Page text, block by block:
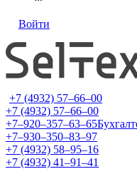
Войти
+7 (4932) 57‒66‒00
+7 (4932) 57‒66‒00
+7‒920‒357‒63‒65
+7‒930‒350‒83‒97
+7 (4932) 58‒95‒16
+7 (4932) 41‒91‒41